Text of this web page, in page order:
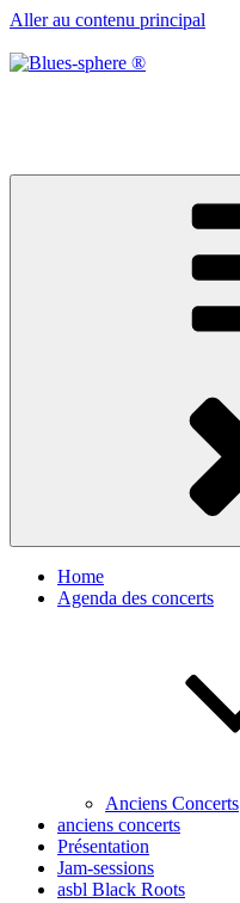
Aller au contenu principal
Home
Agenda des concerts
Anciens Concerts
anciens concerts
Présentation
Jam-sessions
asbl Black Roots